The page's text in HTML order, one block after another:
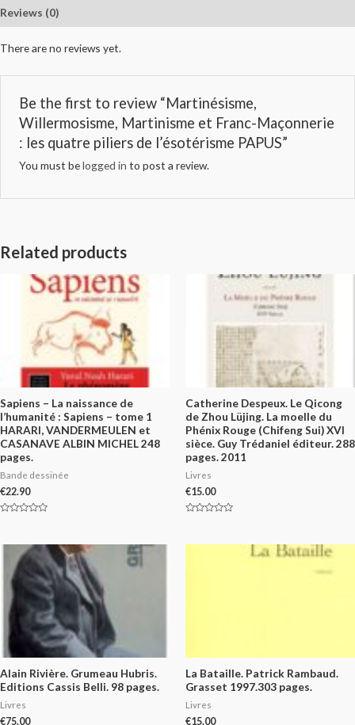
Reviews (0)
There are no reviews yet.
Be the first to review “Martinésisme,
Willermosisme, Martinisme et Franc-Maçonnerie
: les quatre piliers de l’ésotérisme PAPUS”
You must belogged in to post a review.
Related products
Sapiens – La naissance de
l’humanité : Sapiens – tome 1
HARARI, VANDERMEULEN et
CASANAVE ALBIN MICHEL 248
pages.
Bande dessinée
€22.90
of
Catherine Despeux. Le Qicong
de Zhou Lüjing. La moelle du
Phénix Rouge (Chifeng Sui) XVI
sièce. Guy Trédaniel éditeur. 288
pages. 2011
Livres
€15.00
of
Alain Rivière. Grumeau Hubris.
Editions Cassis Belli. 98 pages.
Livres
€75.00
La Bataille. Patrick Rambaud.
Grasset 1997.303 pages.
Livres
€15.00